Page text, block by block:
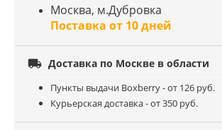
Москва, м.Дубровка
Поставка от 10 дней
 Доставка по Москве в области
Пункты выдачи Boxberry - от 126 руб.
Курьерская доставка - от 350 руб.